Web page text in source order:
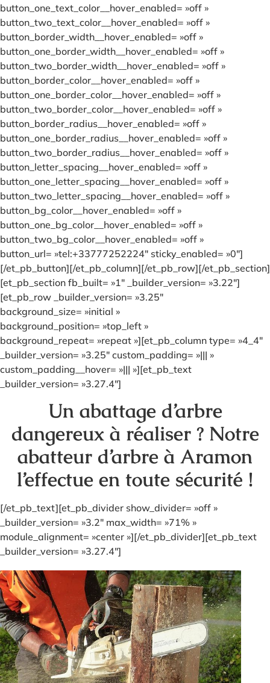
button_one_text_color__hover_enabled= »off »
button_two_text_color__hover_enabled= »off »
button_border_width__hover_enabled= »off »
button_one_border_width__hover_enabled= »off »
button_two_border_width__hover_enabled= »off »
button_border_color__hover_enabled= »off »
button_one_border_color__hover_enabled= »off »
button_two_border_color__hover_enabled= »off »
button_border_radius__hover_enabled= »off »
button_one_border_radius__hover_enabled= »off »
button_two_border_radius__hover_enabled= »off »
button_letter_spacing__hover_enabled= »off »
button_one_letter_spacing__hover_enabled= »off »
button_two_letter_spacing__hover_enabled= »off »
button_bg_color__hover_enabled= »off »
button_one_bg_color__hover_enabled= »off »
button_two_bg_color__hover_enabled= »off »
button_url= »tel:+33777252224″ sticky_enabled= »0″]
[/et_pb_button][/et_pb_column][/et_pb_row][/et_pb_section]
[et_pb_section fb_built= »1″ _builder_version= »3.22″]
[et_pb_row _builder_version= »3.25″
background_size= »initial »
background_position= »top_left »
background_repeat= »repeat »][et_pb_column type= »4_4″
_builder_version= »3.25″ custom_padding= »||| »
custom_padding__hover= »||| »][et_pb_text
_builder_version= »3.27.4″]
Un abattage d’arbre
dangereux à réaliser ? Notre
abatteur d’arbre à Aramon
l’effectue en toute sécurité !
[/et_pb_text][et_pb_divider show_divider= »off »
_builder_version= »3.2″ max_width= »71% »
module_alignment= »center »][/et_pb_divider][et_pb_text
_builder_version= »3.27.4″]